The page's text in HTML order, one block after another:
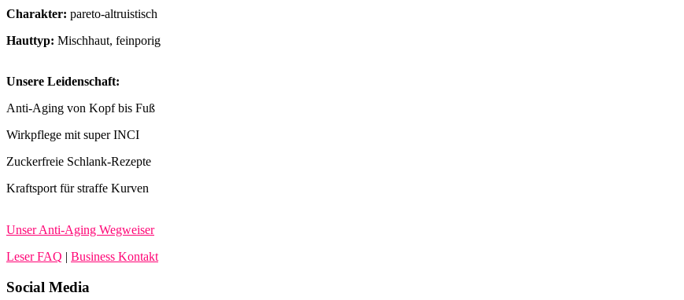
Charakter: pareto-altruistisch
Hauttyp: Mischhaut, feinporig
Unsere Leidenschaft:
Anti-Aging von Kopf bis Fuß
Wirkpflege mit super INCI
Zuckerfreie Schlank-Rezepte
Kraftsport für straffe Kurven
Unser Anti-Aging Wegweiser
Leser FAQ | Business Kontakt
Social Media